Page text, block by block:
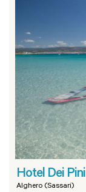
Hotel Dei Pini
Alghero (Sassari)